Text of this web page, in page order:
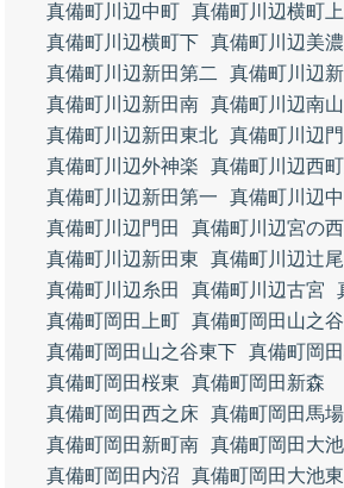
真備町川辺中町 真備町川辺横町上
真備町川辺横町下 真備町川辺美
真備町川辺新田第二
真備町川辺
真備町川辺新田南 真備町川辺南山
真備町川辺新田東北 真備町川辺
真備町川辺外神楽
真備町川辺西
真備町川辺新田第一
真備町川辺
真備町川辺門田
真備町川辺宮の西
真備町川辺新田東
真備町川辺辻尾
真備町川辺糸田
真備町川辺古宮
真備町岡田上町 真備町岡田山之谷
真備町岡田山之谷東下 真備町岡
真備町岡田桜東
真備町岡田新森
真備町岡田西之床 真備町岡田馬場
真備町岡田新町南 真備町岡田大
真備町岡田内沼
真備町岡田大池東